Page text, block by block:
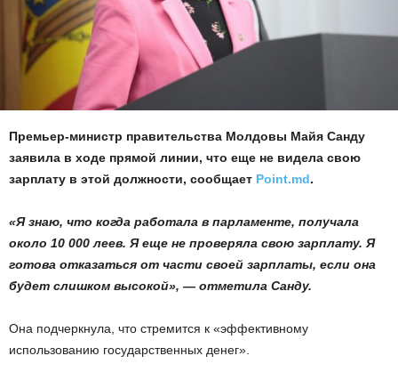
Премьер-министр правительства Молдовы Майя Санду
заявила в ходе прямой линии, что еще не видела свою
зарплату в этой должности, сообщает Point.md.
«Я знаю, что когда работала в парламенте, получала
около 10 000 леев. Я еще не проверяла свою зарплату. Я
готова отказаться от части своей зарплаты, если она
будет слишком высокой», — отметила Санду.
Она подчеркнула, что стремится к «эффективному
использованию государственных денег».